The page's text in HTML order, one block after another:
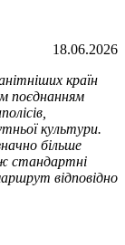
18.06.2026
країн
поєднанням
культури.
більше
стандартні
відповідно